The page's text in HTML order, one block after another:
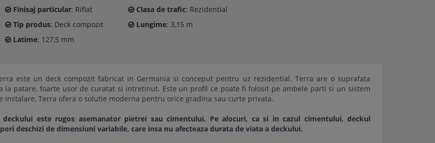
Finisaj particular: Riflat Clasa de trafic: Rezidential
Tip produs: Deck compozit Lungime: 3,15 m
Latime: 127,5 mm
este un deck compozit fabricat in Germania si conceput pentru uz rezidential. Terra are o suprafata
la patare, foarte usor de curatat si intretinut. Este un profil ce poate fi folosit pe ambele parti si un sistem
instalare, Terra ofera o solutie moderna pentru orice gradina sau curte privata.
deckului este rugos asemanator pietrei sau cimentului. Pe alocuri, ca si in cazul cimentului, deckul
deschizi de dimensiuni variabile, care insa nu afecteaza durata de viata a deckului.